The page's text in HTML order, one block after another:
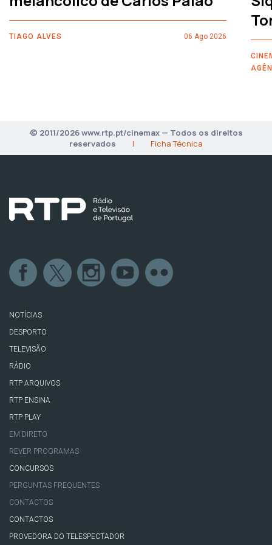
TIAGO ALVES 06 Ago 2026
© 2011/2026 www.rtp.pt/cinemax — Todos os direitos
reservados
| Ficha Técnica
NOTÍCIAS
DESPORTO
TELEVISÃO
RÁDIO
RTP ARQUIVOS
RTP ENSINA
RTP PLAY
EM DIRETO
REVER PROGRAMAS
CONCURSOS
PERGUNTAS FREQUENTES
CONTACTOS
CONTACTOS
PROVEDORA DO TELESPECTADOR